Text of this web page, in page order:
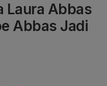
Laura Abbas
Abbas Jadi